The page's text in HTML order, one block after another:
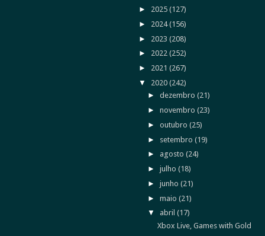
► 2025 (127)
► 2024(156)
► 2023 (208)
► 2022 (252)
► 2021 (267)
▼ 2020 (242)
►dezembro(21)
►novembro(23)
►outubro(25)
► setembro(19)
► agosto(24)
►julho(18)
►junho(21)
►maio(21)
▼ abril(17)
Xbox Live, Games with Gold